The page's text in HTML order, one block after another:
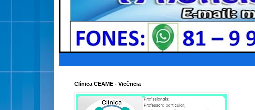
Clínica CEAME - Vicência